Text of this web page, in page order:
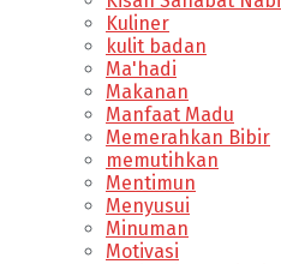
Kuliner
kulit badan
Ma'hadi
Makanan
Manfaat Madu
Memerahkan Bibir
memutihkan
Mentimun
Menyusui
Minuman
Motivasi